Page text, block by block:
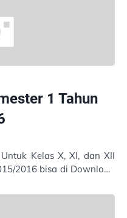
1 Tahun
Kelas X, XI, dan XII
2016 bisa di Download